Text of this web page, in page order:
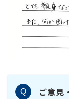
Q ご意見